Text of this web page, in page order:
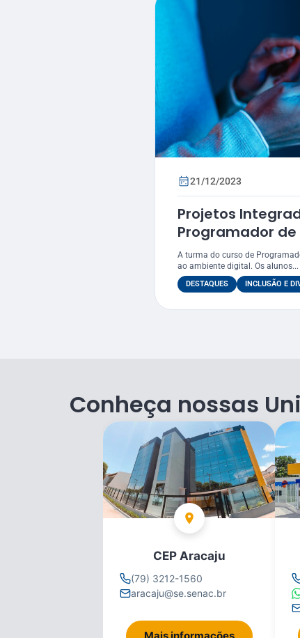
21/12/2023
Projetos
Programador
acessibilidade
A turma do curso de
ao ambiente digital. Os alunos...
DESTAQUES INCLUSÃO E
Conheça nossas
CEP Aracaju
(79) 3212-1560
aracaju@se.senac.br